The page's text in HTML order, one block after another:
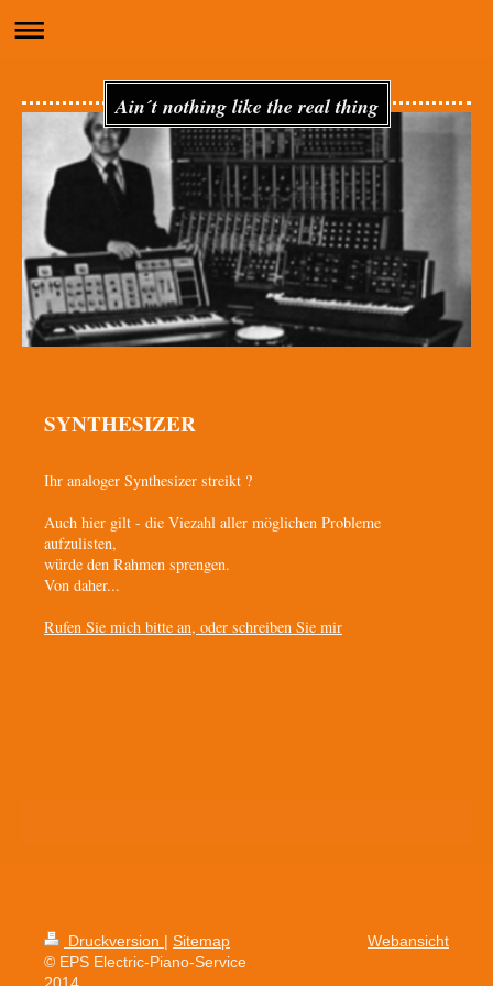
Ain´t nothing like the real thing
SYNTHESIZER
Ihr analoger Synthesizer streikt ?
Auch hier gilt - die Viezahl aller möglichen Probleme
aufzulisten,
würde den Rahmen sprengen.
Von daher...
Rufen Sie mich bitte an, oder schreiben Sie mir
Druckversion | Sitemap
© EPS Electric-Piano-Service
2014
Webansicht